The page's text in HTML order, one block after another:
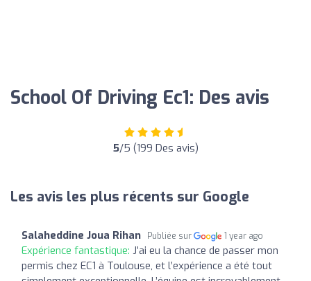
School Of Driving Ec1: Des avis
5/5 (199 Des avis)
Les avis les plus récents sur Google
Salaheddine Joua Rihan Publiée sur 1 year ago
Expérience fantastique: J’ai eu la chance de passer mon
permis chez EC1 à Toulouse, et l’expérience a été tout